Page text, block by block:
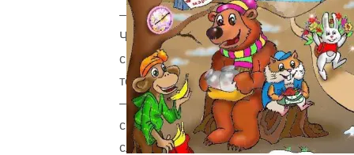
–
Что
с
тобой?
–
спросила
слониха-